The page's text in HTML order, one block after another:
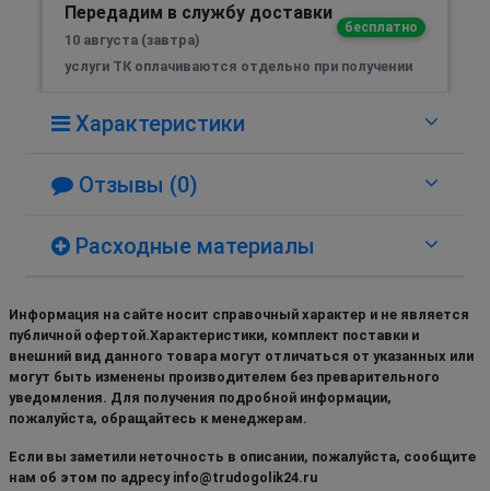
Передадим в службу доставки
бесплатно
10 августа (завтра)
услуги ТК оплачиваются отдельно при получении
Характеристики
Отзывы (0)
Расходные материалы
Информация на сайте носит справочный характер и не является
публичной офертой.Характеристики, комплект поставки и
внешний вид данного товара могут отличаться от указанных или
могут быть изменены производителем без преварительного
уведомления. Для получения подробной информации,
пожалуйста, обращайтесь к менеджерам.
Если вы заметили неточность в описании, пожалуйста, сообщите
нам об этом по адресу info@trudogolik24.ru